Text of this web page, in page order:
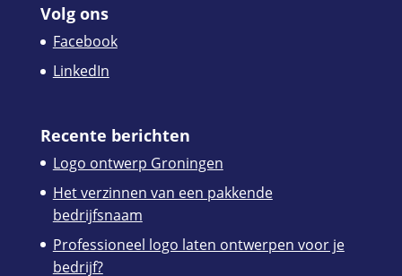
Volg ons
Facebook
LinkedIn
Recente berichten
Logo ontwerp Groningen
Het verzinnen van een pakkende
bedrijfsnaam
Professioneel logo laten ontwerpen voor je
bedrijf?